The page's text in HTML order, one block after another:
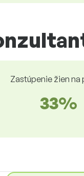
Zastúpenie žien na
33%